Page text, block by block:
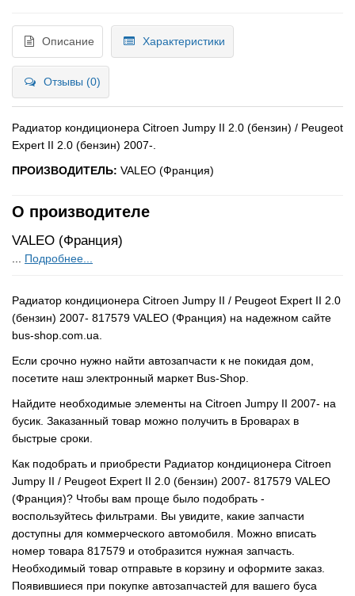
Описание Характеристики
Отзывы (0)
Радиатор кондиционера Citroen Jumpy II 2.0 (бензин) / Peugeot
Expert II 2.0 (бензин) 2007-.
ПРОИЗВОДИТЕЛЬ: VALEO (Франция)
О производителе
VALEO (Франция)
Подробнее...
Радиатор кондиционера Citroen Jumpy II / Peugeot Expert II 2.0
(бензин) 2007- 817579 VALEO (Франция) на надежном сайте
bus-shop.com.ua.
Если срочно нужно найти автозапчасти к не покидая дом,
посетите наш электронный маркет Bus-Shop.
Найдите необходимые элементы на Citroen Jumpy II 2007- на
бусик. Заказанный товар можно получить в Броварах в
быстрые сроки.
Как подобрать и приобрести Радиатор кондиционера Citroen
Jumpy II / Peugeot Expert II 2.0 (бензин) 2007- 817579 VALEO
(Франция)? Чтобы вам проще было подобрать -
воспользуйтесь фильтрами. Вы увидите, какие запчасти
доступны для коммерческого автомобиля. Можно вписать
номер товара 817579 и отобразится нужная запчасть.
Необходимый товар отправьте в корзину и оформите заказ.
Появившиеся при покупке автозапчастей для вашего буса